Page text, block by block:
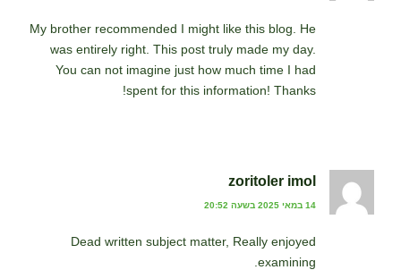
My brother recommended I might like this blog. He
was entirely right. This post truly made my day.
You can not imagine just how much time I had
spent for this information! Thanks!
zoritoler imol
14 במאי 2025 בשעה 20:52
Dead written subject matter, Really enjoyed
examining.